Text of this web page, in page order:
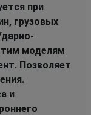
при
грузовых
моделям
Позволяет
и